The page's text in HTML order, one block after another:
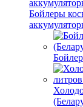
Бойлеры